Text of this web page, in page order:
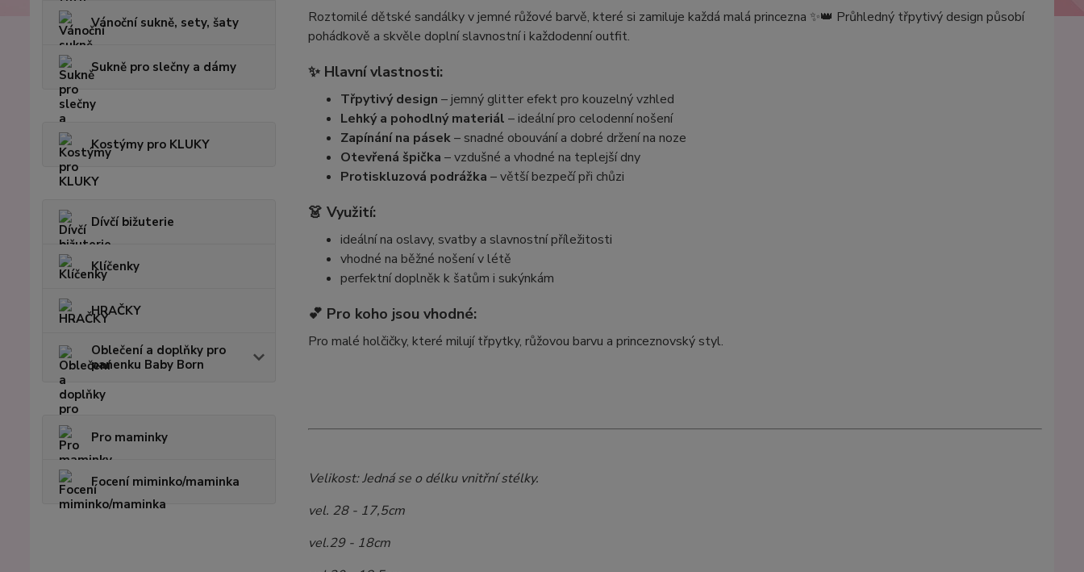
Vánoční sukně, sety, šaty
Sukně pro slečny a dámy
Kostýmy pro KLUKY
Dívčí bižuterie
Klíčenky
HRAČKY
Oblečení a doplňky pro
panenku Baby Born
Pro maminky
Focení miminko/maminka
Roztomilé dětské sandálky v jemné růžové barvě, které si zamiluje každá malá princezna ✨👑 Průhledný třpytivý design působí
pohádkově a skvěle doplní slavnostní i každodenní outfit.
✨ Hlavní vlastnosti:
Třpytivý design – jemný glitter efekt pro kouzelný vzhled
Lehký a pohodlný materiál – ideální pro celodenní nošení
Zapínání na pásek– snadné obouvání a dobré držení na noze
Otevřená špička – vzdušné a vhodné na teplejší dny
Protiskluzová podrážka – větší bezpečí při chůzi
👗 Využití:
ideální na oslavy, svatby a slavnostní příležitosti
vhodné na běžné nošení v létě
perfektní doplněk k šatům i sukýnkám
💕 Pro koho jsou vhodné:
Pro malé holčičky, které milují třpytky, růžovou barvu a princeznovský styl.
Velikost: Jedná se o délku vnitřní stélky.
vel. 28 - 17,5cm
vel.29 - 18cm